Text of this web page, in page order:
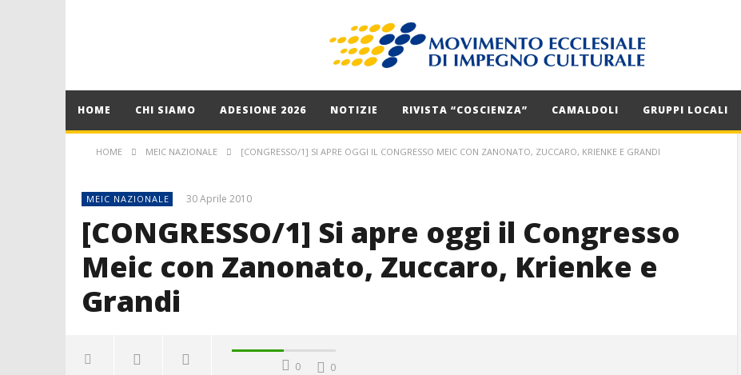
HOME CHI SIAMO ADESIONE 2026 NOTIZIE RIVISTA “COSCIENZA” CAMALDOLI GRUPPI LOCALI
HOME MEIC NAZIONALE [CONGRESSO/1] SI APRE OGGI IL CONGRESSO MEIC CON ZANONATO, ZUCCARO, KRIENKE E GRANDI
MEIC NAZIONALE 30 Aprile 2010
[CONGRESSO/1] Si apre oggi il Congresso
Meic con Zanonato, Zuccaro, Krienke e
Grandi
0 0